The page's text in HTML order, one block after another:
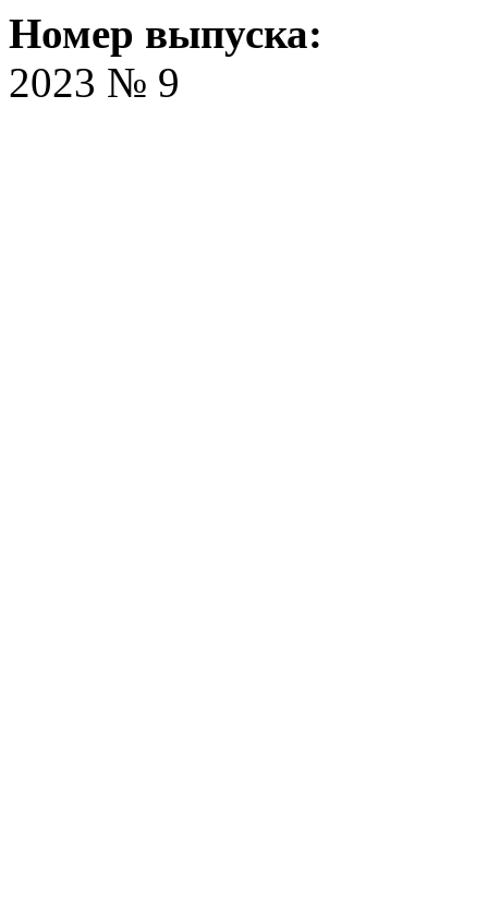
Номер выпуска:
2023 № 9